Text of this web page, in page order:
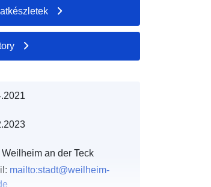
Weilheim an der Teck
mailto:stadt@weilheim-